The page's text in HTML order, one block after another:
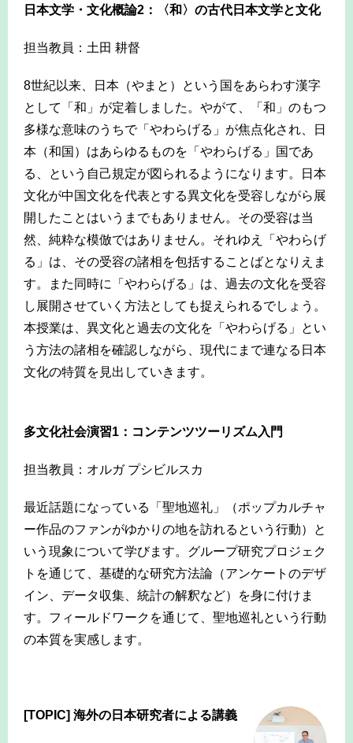
日本文学・文化概論2：〈和〉の古代日本文学と文化
担当教員：土田 耕督
8世紀以来、日本（やまと）という国をあらわす漢字
として「和」が定着しました。やがて、「和」のもつ
多様な意味のうちで「やわらげる」が焦点化され、日
本（和国）はあらゆるものを「やわらげる」国であ
る、という自己規定が図られるようになります。日本
文化が中国文化を代表とする異文化を受容しながら展
開したことはいうまでもありません。その受容は当
然、純粋な模倣ではありません。それゆえ「やわらげ
る」は、その受容の諸相を包括することばとなりえま
す。また同時に「やわらげる」は、過去の文化を受容
し展開させていく方法としても捉えられるでしょう。
本授業は、異文化と過去の文化を「やわらげる」とい
う方法の諸相を確認しながら、現代にまで連なる日本
文化の特質を見出していきます。
多文化社会演習1：コンテンツツーリズム入門
担当教員：オルガ プシビルスカ
最近話題になっている「聖地巡礼」（ポップカルチャ
ー作品のファンがゆかりの地を訪れるという行動）と
いう現象について学びます。グループ研究プロジェク
トを通じて、基礎的な研究方法論（アンケートのデザ
イン、データ収集、統計の解釈など）を身に付けま
す。フィールドワークを通じて、聖地巡礼という行動
の本質を実感します。
[TOPIC] 海外の日本研究者による講義